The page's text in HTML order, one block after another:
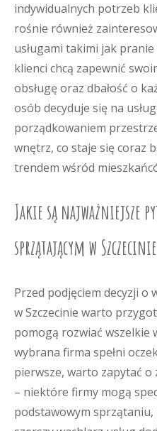
indywidualnych potrzeb
rośnie również
usługami takimi jak
klienci chcą zapewnić
obsługę oraz dbałość o
osób decyduje się na
porządkowaniem
wnętrz, co staje się coraz
trendem wśród
Jakie są najważniejsze
sprzątającym w Szczecinie
Przed podjęciem decyzji o
w Szczecinie warto
pomogą rozwiać wszelkie
wybrana firma spełni
pierwsze, warto zapytać o
– niektóre firmy mogą
podstawowym